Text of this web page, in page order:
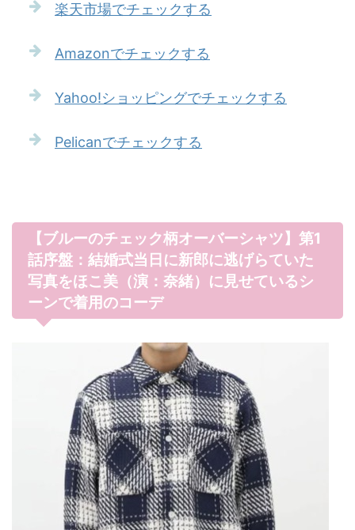
楽天市場でチェックする
Amazonでチェックする
Yahoo!ショッピングでチェックする
Pelicanでチェックする
【ブルーのチェック柄オーバーシャツ】第1
話序盤：結婚式当日に新郎に逃げらていた
写真をほこ美（演：奈緒）に見せているシ
ーンで着用のコーデ